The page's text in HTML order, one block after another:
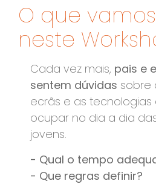
O que
neste
Cada vez mais, pais e
sentem dúvidas sobre
ecrãs e as tecnologias
ocupar no dia a dia
jovens.
- Qual o tempo
- Que regras definir?